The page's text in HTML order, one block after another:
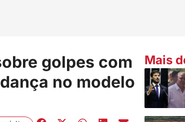
golpes com
no modelo
Mais